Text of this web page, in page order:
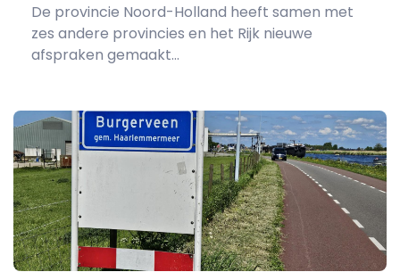
De provincie Noord-Holland heeft samen met
zes andere provincies en het Rijk nieuwe
afspraken gemaakt...